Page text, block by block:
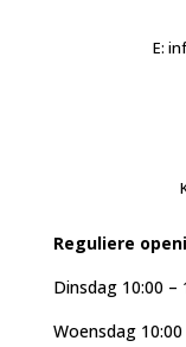
E:
Reguliere
Dinsdag 10:00 –
Woensdag 10:00